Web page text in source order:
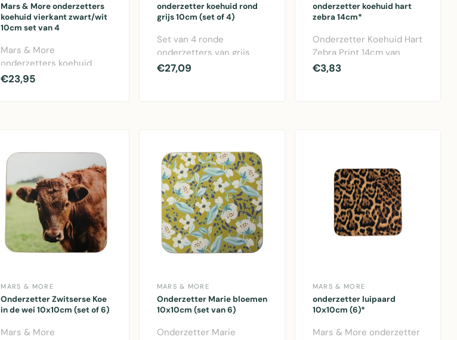
Mars & More onderzetters
koehuid vierkant zwart/wit
10cm set van 4
Mars & More
onderzetters koehuid
vierkant zwart/wit set van
€23,95
onderzetter koehuid rond
grijs 10cm (set of 4)
Set van 4 ronde
onderzetters van grijs
koehuid. Beschermt tafel
€27,09
onderzetter koehuid hart
zebra 14cm*
Onderzetter Koehuid Hart
Zebra Print 14cm van
Mars & More. Trendy
€3,83
MARS & MORE
Onderzetter Zwitserse Koe
in de wei 10x10cm (set of 6)
Mars & More
MARS & MORE
Onderzetter Marie bloemen
10x10cm (set van 6)
Onderzetter Marie
MARS & MORE
onderzetter luipaard
10x10cm (6)*
Mars & More onderzetter